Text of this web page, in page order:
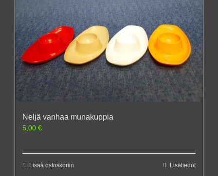
Neljä vanhaa munakuppia
5,00 €
Lisää ostoskoriin Lisätiedot